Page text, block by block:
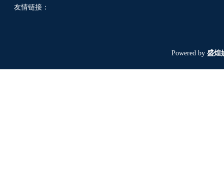
友情链接：
Powered by 盛煌